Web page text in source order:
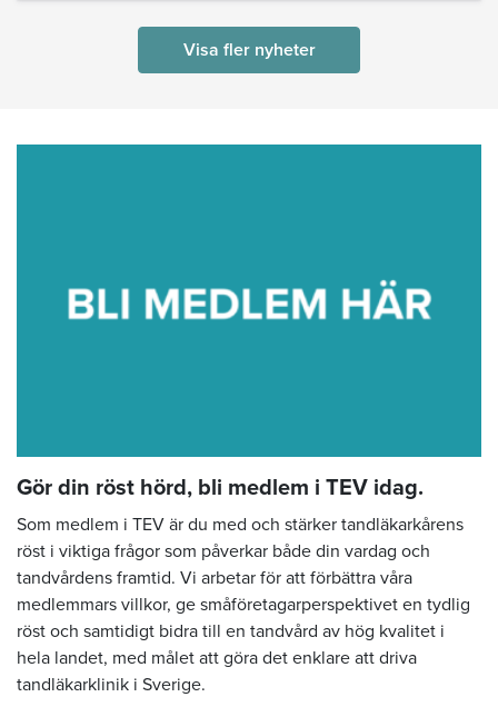
Visa fler nyheter
Gör din röst hörd, bli medlem i TEV idag.
Som medlem i TEV är du med och stärker tandläkarkårens
röst i viktiga frågor som påverkar både din vardag och
tandvårdens framtid. Vi arbetar för att förbättra våra
medlemmars villkor, ge småföretagarperspektivet en tydlig
röst och samtidigt bidra till en tandvård av hög kvalitet i
hela landet, med målet att göra det enklare att driva
tandläkarklinik i Sverige.